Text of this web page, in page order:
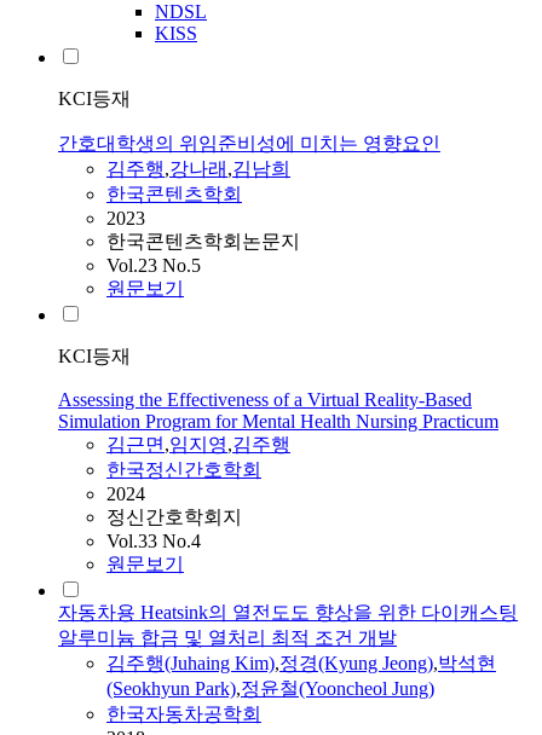
NDSL
KISS
KCI등재
간호대학생의 위임준비성에 미치는 영향요인
김주행,강나래 ,김남희
한국콘텐츠학회
2023
한국콘텐츠학회논문지
Vol.23 No.5
원문보기
KCI등재
Assessing the Effectiveness of a Virtual Reality-Based
Simulation Program for Mental Health Nursing Practicum
김근면,임지영,김주행
한국정신간호학회
2024
정신간호학회지
Vol.33 No.4
원문보기
자동차용 Heatsink의 열전도도 향상을 위한 다이캐스팅
알루미늄 합금 및 열처리 최적 조건 개발
김주행(Juhaing Kim),정경(Kyung Jeong),박석현
(Seokhyun Park),정윤철(Yooncheol Jung)
한국자동차공학회